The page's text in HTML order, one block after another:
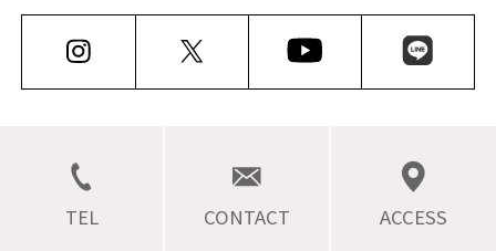
TEL CONTACT ACCESS